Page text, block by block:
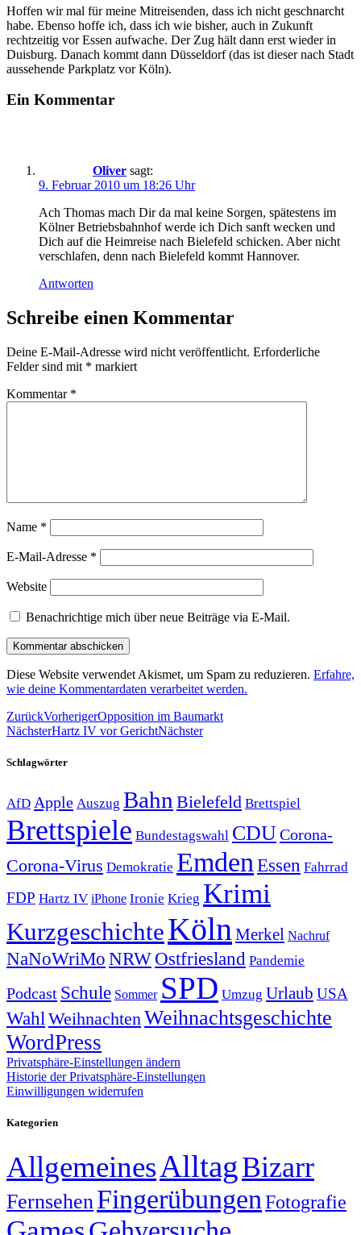
Hoffen wir mal für meine Mitreisenden, dass ich nicht geschnarcht
habe. Ebenso hoffe ich, dass ich wie bisher, auch in Zukunft
rechtzeitig vor Essen aufwache. Der Zug hält dann erst wieder in
Duisburg. Danach kommt dann Düsseldorf (das ist dieser nach Stadt
aussehende Parkplatz vor Köln).
Ein Kommentar
Oliver sagt:
9. Februar 2010 um 18:26 Uhr
Ach Thomas mach Dir da mal keine Sorgen, spätestens im
Kölner Betriebsbahnhof werde ich Dich sanft wecken und
Dich auf die Heimreise nach Bielefeld schicken. Aber nicht
verschlafen, denn nach Bielefeld kommt Hannover.
Antworten
Schreibe einen Kommentar
Deine E-Mail-Adresse wird nicht veröffentlicht. Erforderliche
Felder sind mit * markiert
Kommentar *
Name *
E-Mail-Adresse *
Website
Benachrichtige mich über neue Beiträge via E-Mail.
Diese Website verwendet Akismet, um Spam zu reduzieren. Erfahre,
wie deine Kommentardaten verarbeitet werden.
ZurückVorherigerOpposition im Baumarkt
NächsterHartz IV vor GerichtNächster
Schlagwörter
AfD Apple Auszug Bahn Bielefeld Brettspiel
Brettspiele Bundestagswahl CDUCorona-
Corona-Virus Demokratie Emden Essen Fahrrad
FDP Hartz IV iPhone Ironie Krieg Krimi
KurzgeschichteKölnMerkel Nachruf
NaNoWriMo NRWOstfriesland Pandemie
Podcast Schule Sommer SPD Umzug Urlaub USA
WahlWeihnachtenWeihnachtsgeschichte
WordPress
Privatsphäre-Einstellungen ändern
Historie der Privatsphäre-Einstellungen
Einwilligungen widerrufen
Kategorien
AllgemeinesAlltagBizarr
Fernsehen Fingerübungen Fotografie